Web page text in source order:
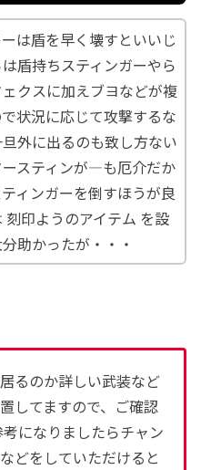
は盾を早く壊すといいじ
盾持ちスティンガーやら
クスに加えブヨなどが複
状況に応じて攻撃するな
外に出るのも致し方ない
スティンが―も厄介だか
ィンガーを倒すほうが良
刻印ようのアイテム を設
助かったが・・・
るのか詳しい武装など
してますので、ご確認
になりましたらチャン
どをしていただけると